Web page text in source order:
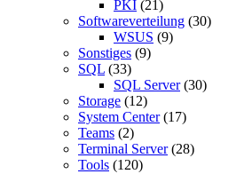
PKI (21)
Softwareverteilung (30)
WSUS (9)
Sonstiges (9)
SQL (33)
SQL Server(30)
Storage (12)
System Center(17)
Teams (2)
Terminal Server(28)
Tools (120)